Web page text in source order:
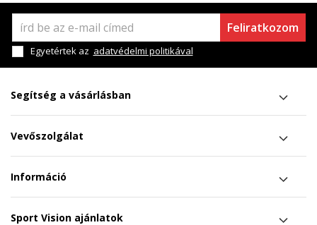
Feliratkozom
Egyetértek az adatvédelmi politikával
Segítség a vásárlásban
Vevőszolgálat
Információ
Sport Vision ajánlatok